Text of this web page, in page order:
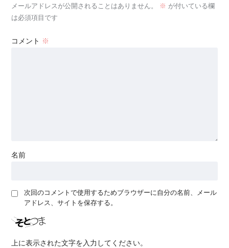
メールアドレスが公開されることはありません。 ※ が付いている欄
は必須項目です
コメント ※
名前
次回のコメントで使用するためブラウザーに自分の名前、メール
アドレス、サイトを保存する。
上に表示された文字を入力してください。